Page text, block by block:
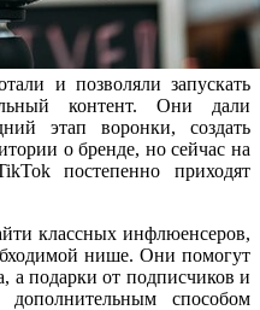
и позволяли запускать
контент. Они дали
этап воронки, создать
о бренде, но сейчас на
постепенно приходят
классных инфлюенсеров,
нише. Они помогут
а подарки от подписчиков и
дополнительным способом